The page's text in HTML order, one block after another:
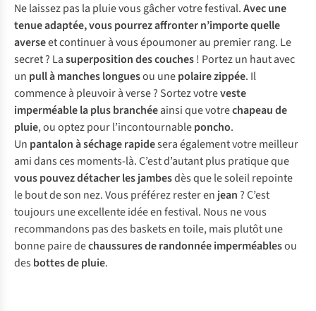
Ne laissez pas la pluie vous gâcher votre festival.Avec une
tenue adaptée, vous pourrez affronter n’importe quelle
averseet continuer à vous époumoner au premier rang. Le
secret ? Lasuperposition des couches! Portez un haut avec
un pull à manches longuesou unepolaire zippée. Il
commence à pleuvoir à verse ? Sortez votreveste
imperméable la plus branchéeainsi que votrechapeau de
pluie, ou optez pour l’incontournableponcho.
Un pantalon à séchage rapidesera également votre meilleur
ami dans ces moments-là. C’est d’autant plus pratique que
vous pouvez détacher les jambesdès que le soleil repointe
le bout de son nez. Vous préférez rester en jean? C’est
toujours une excellente idée en festival. Nous ne vous
recommandons pas des baskets en toile, mais plutôt une
bonne paire dechaussures de randonnée imperméablesou
des bottes de pluie.